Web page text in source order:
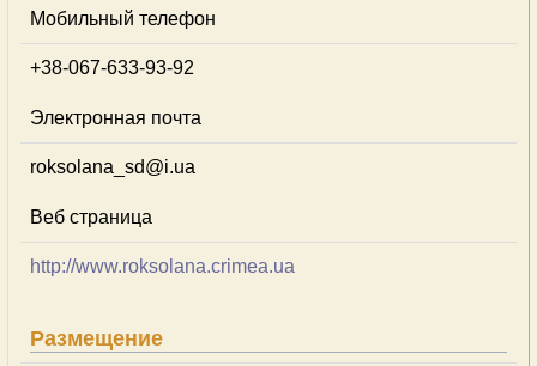
Мобильный телефон
+38-067-633-93-92
Электронная почта
roksolana_sd@i.ua
Веб страница
http://www.roksolana.crimea.ua
Размещение